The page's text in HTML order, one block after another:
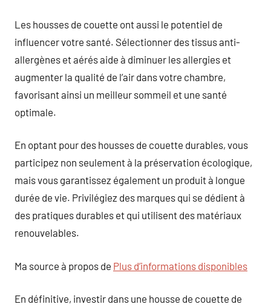
Les housses de couette ont aussi le potentiel de
influencer votre santé. Sélectionner des tissus anti-
allergènes et aérés aide à diminuer les allergies et
augmenter la qualité de l’air dans votre chambre,
favorisant ainsi un meilleur sommeil et une santé
optimale.
En optant pour des housses de couette durables, vous
participez non seulement à la préservation écologique,
mais vous garantissez également un produit à longue
durée de vie. Privilégiez des marques qui se dédient à
des pratiques durables et qui utilisent des matériaux
renouvelables.
Ma source à propos de Plus d’informations disponibles
En définitive, investir dans une housse de couette de